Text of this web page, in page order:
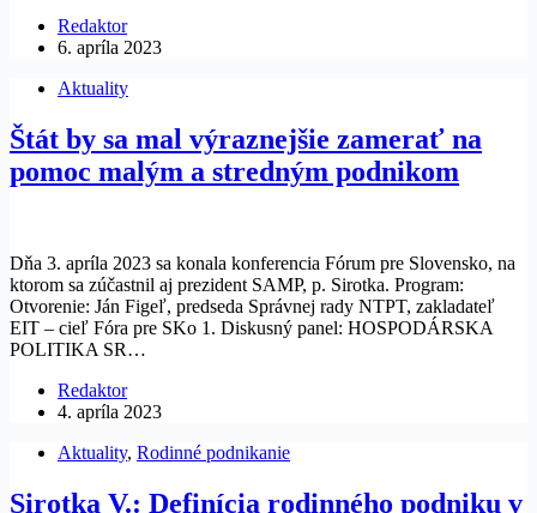
Redaktor
6. apríla 2023
Aktuality
Štát by sa mal výraznejšie zamerať na
pomoc malým a stredným podnikom
Dňa 3. apríla 2023 sa konala konferencia Fórum pre Slovensko, na
ktorom sa zúčastnil aj prezident SAMP, p. Sirotka. Program:
Otvorenie: Ján Figeľ, predseda Správnej rady NTPT, zakladateľ
EIT – cieľ Fóra pre SKo 1. Diskusný panel: HOSPODÁRSKA
POLITIKA SR…
Redaktor
4. apríla 2023
Aktuality, Rodinné podnikanie
Sirotka V.: Definícia rodinného podniku v